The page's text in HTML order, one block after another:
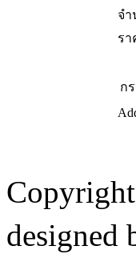
จ
รา
ก
designed